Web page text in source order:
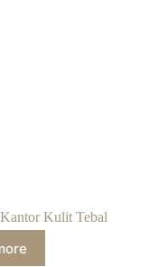
Kulit Tebal